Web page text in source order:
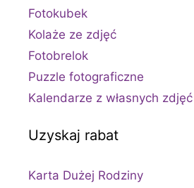
Fotokubek
Kolaże ze zdjęć
Fotobrelok
Puzzle fotograficzne
Kalendarze z własnych zdjęć
Uzyskaj rabat
Karta Dużej Rodziny